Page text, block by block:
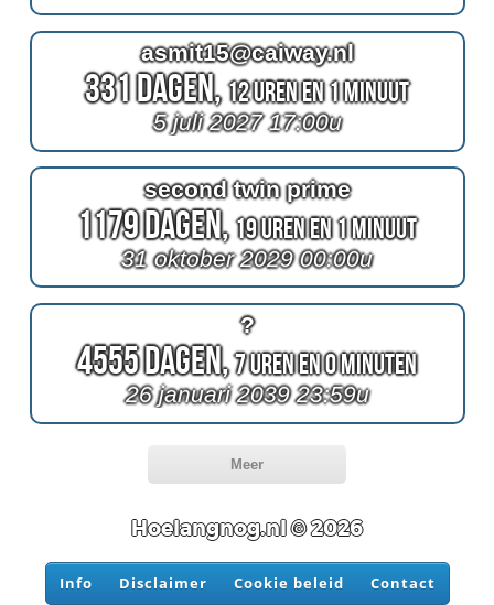
asmit15@caiway.nl
331 Dagen,12 Uren en 1 Minuut
5 juli 2027 17:00u
second twin prime
1179 Dagen,19 Uren en 1 Minuut
31 oktober 2029 00:00u
?
4555 Dagen,7 Uren en 0 Minuten
26 januari 2039 23:59u
Meer
Hoelangnog.nl © 2026
Info Disclaimer Cookie beleid Contact